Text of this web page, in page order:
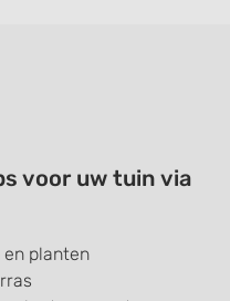
voor uw tuin via
planten